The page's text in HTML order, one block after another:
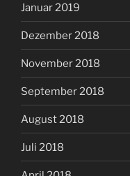
Januar 2019
Dezember 2018
November 2018
September 2018
August 2018
Juli 2018